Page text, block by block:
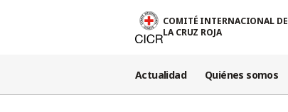
COMITÉ INTERNACIONAL DE
LA CRUZ ROJA
Actualidad Quiénes somos